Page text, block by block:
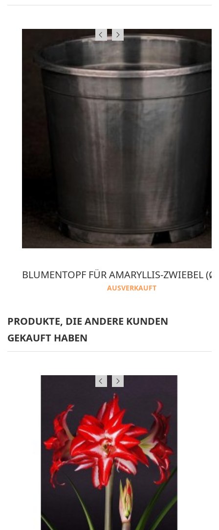
AUSVERKAUFT
PRODUKTE, DIE ANDERE KUNDEN
GEKAUFT HABEN